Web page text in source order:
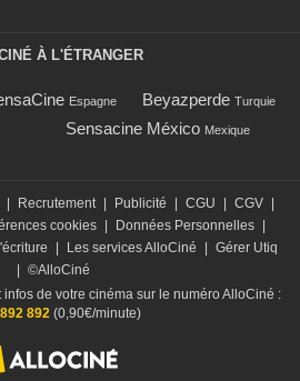
À L'ÉTRANGER
Espagne Beyazperde Turquie
Sensacine México Mexique
Recrutement Publicité CGU CGV
cookies Données Personnelles
Les services AlloCiné
Gérer Utiq
©AlloCiné
de votre cinéma sur le numéro AlloCiné :
892(0,90€/minute)